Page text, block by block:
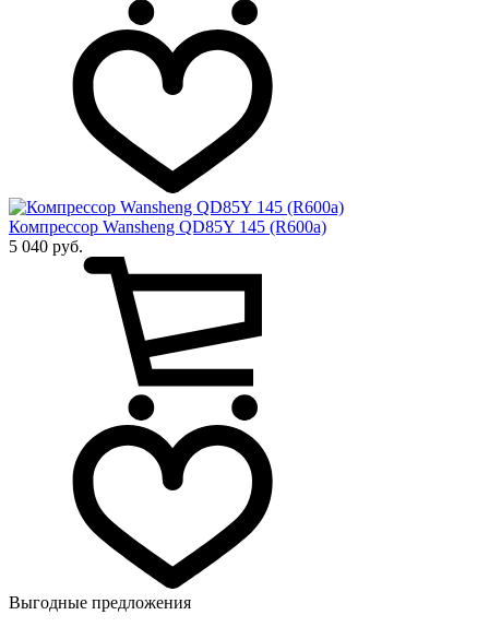
Компрессор Wansheng QD85Y 145 (R600a)
5 040 руб.
Выгодные предложения